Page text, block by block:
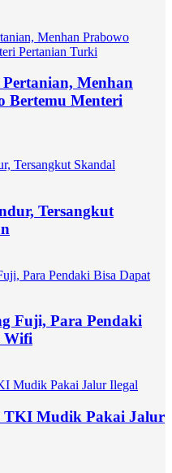
Menhan
Bertemu Menteri
Tersangkut
Fuji, Para Pendaki
Wifi
TKI Mudik Pakai Jalur